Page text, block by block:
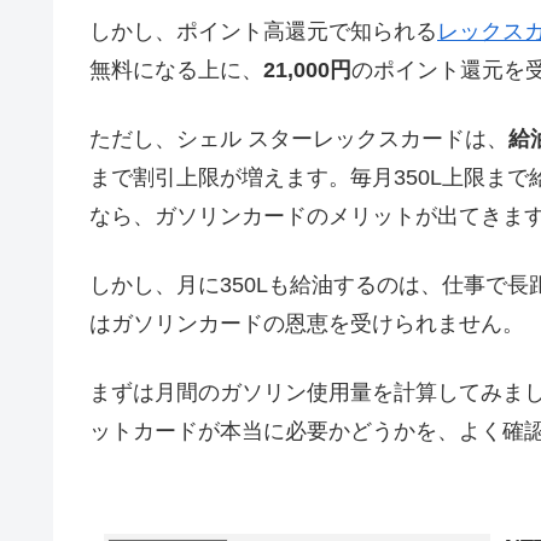
しかし、ポイント高還元で知られる レックス
無料になる上に、 21,000円のポイント還元を
ただし、シェル スターレックスカードは、 給
まで割引上限が増えます。毎月350L上限ま
なら、ガソリンカードのメリットが出てきま
しかし、月に350Lも給油するのは、仕事で
はガソリンカードの恩恵を受けられません。
まずは月間のガソリン使用量を計算してみま
ットカードが本当に必要かどうかを、よく確